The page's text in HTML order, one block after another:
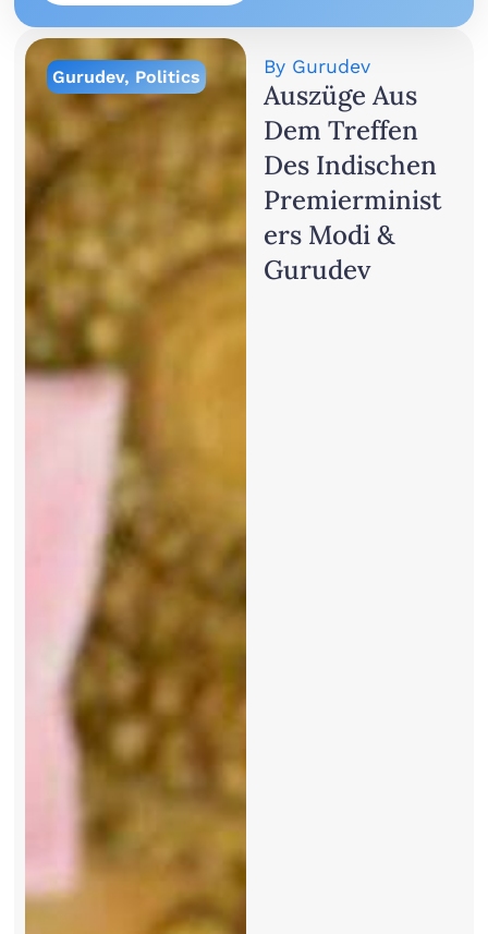
Gurudev, Politics By Gurudev
Auszüge Aus
Dem Treffen
Des Indischen
Premierminist
Ers Modi &
Gurudev